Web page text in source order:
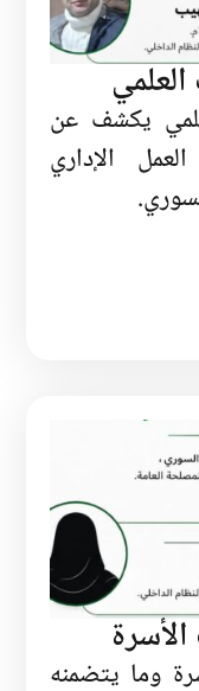
يكشف عن
الإداري
وما يتضمنه